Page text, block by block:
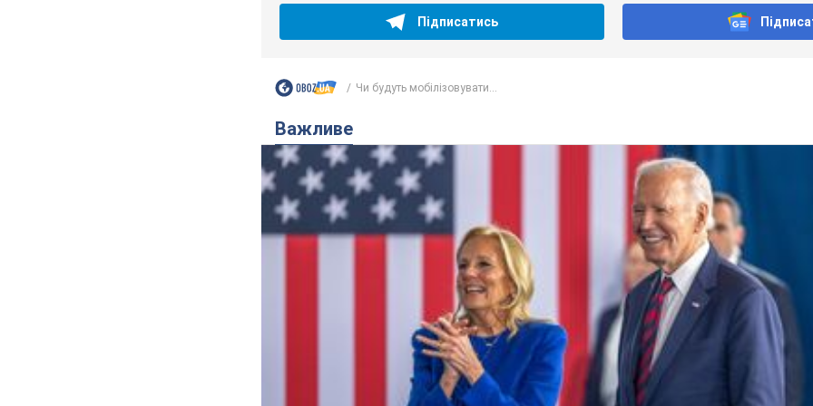
Підписатись
Чи будуть мобілізовувати...
Важливе